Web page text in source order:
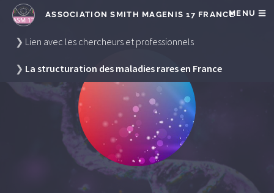
ASSOCIATION SMITH MAGENIS 17 FRANCE
Lien avec les chercheurs et professionnels
La structuration des maladies rares en France
MENU
Panneau de gestion des cookies